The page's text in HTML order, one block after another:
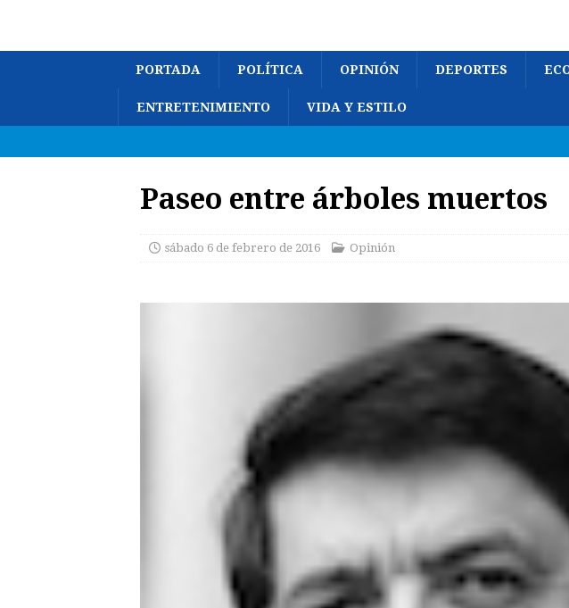
PORTADA POLÍTICA OPINIÓN DEPORTES
ENTRETENIMIENTO VIDA Y ESTILO
Paseo entre árboles muertos
sábado 6 de febrero de 2016 Opinión